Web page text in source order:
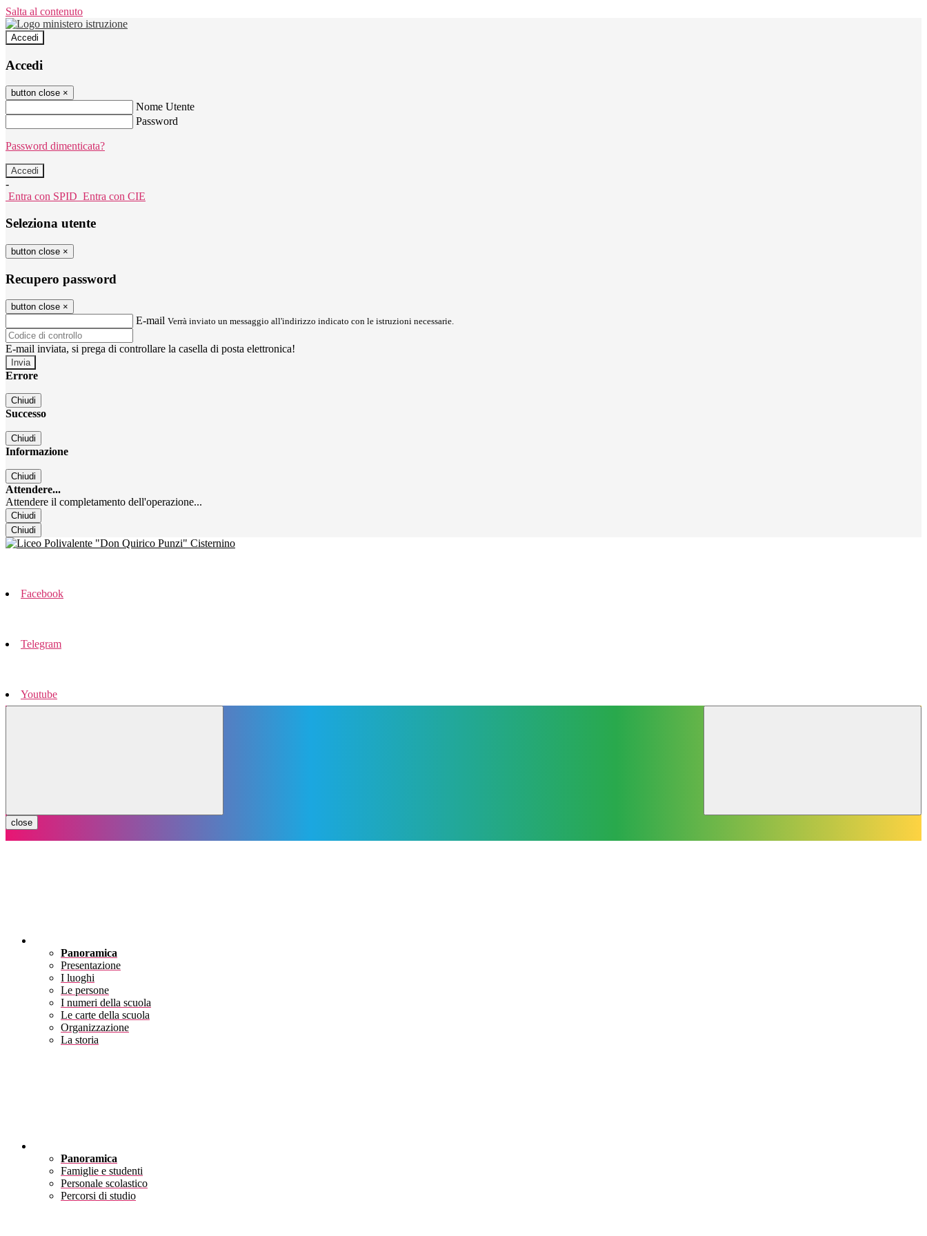
Salta al contenuto
Accedi
Accedi
button close ×
Nome Utente
Password
Password dimenticata?
-
Entra con SPID Entra con CIE
Seleziona utente
button close ×
Recupero password
button close ×
E-mail Verrà inviato un messaggio all'indirizzo indicato con le istruzioni necessarie.
E-mail inviata, si prega di controllare la casella di posta elettronica!
Errore
Chiudi
Successo
Chiudi
Informazione
Chiudi
Attendere...
Attendere il completamento dell'operazione...
Chiudi
Chiudi
Facebook
Telegram
Youtube
close
Panoramica
Presentazione
I luoghi
Le persone
I numeri della scuola
Le carte della scuola
Organizzazione
La storia
Panoramica
Famiglie e studenti
Personale scolastico
Percorsi di studio